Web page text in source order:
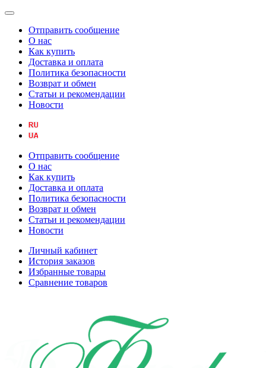
Отправить сообщение
О нас
Как купить
Доставка и оплата
Политика безопасности
Возврат и обмен
Статьи и рекомендации
Новости
Отправить сообщение
О нас
Как купить
Доставка и оплата
Политика безопасности
Возврат и обмен
Статьи и рекомендации
Новости
Личный кабинет
История заказов
Избранные товары
Сравнение товаров